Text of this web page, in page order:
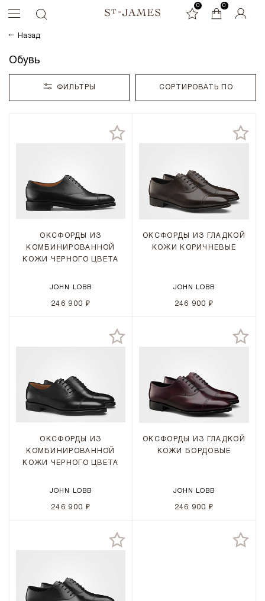
0 0
0
Назад
Обувь
ФИЛЬТРЫ СОРТИРОВАТЬ ПО
ОКСФОРДЫ ИЗ
КОМБИНИРОВАННОЙ
КОЖИ ЧЕРНОГО ЦВЕТА
JOHN LOBB
246 900 ₽
ОКСФОРДЫ ИЗ ГЛАДКОЙ
КОЖИ КОРИЧНЕВЫЕ
JOHN LOBB
246 900 ₽
ОКСФОРДЫ ИЗ
КОМБИНИРОВАННОЙ
КОЖИ ЧЕРНОГО ЦВЕТА
JOHN LOBB
246 900 ₽
ОКСФОРДЫ ИЗ ГЛАДКОЙ
КОЖИ БОРДОВЫЕ
JOHN LOBB
246 900 ₽